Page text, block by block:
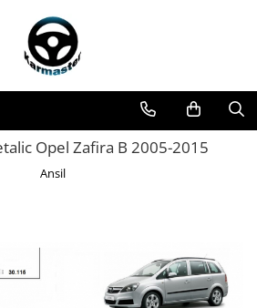
Opel Zafira B 2005-2015
Ansil